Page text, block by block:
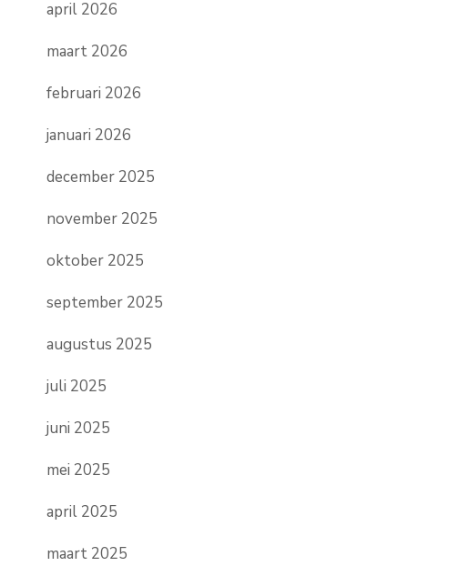
april 2026
maart 2026
februari 2026
januari 2026
december 2025
november 2025
oktober 2025
september 2025
augustus 2025
juli 2025
juni 2025
mei 2025
april 2025
maart 2025